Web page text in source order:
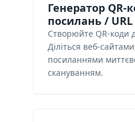
Генератор QR-
посилань / URL
Створюйте QR-коди
Діліться веб-
посиланнями
скануванням.